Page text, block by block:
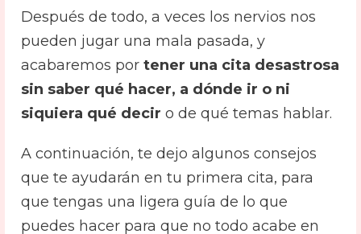
Después de todo, a veces los nervios nos
pueden jugar una mala pasada, y
acabaremos por tener una cita desastrosa
sin saber qué hacer, a dónde ir o ni
siquiera qué decir o de qué temas hablar.
A continuación, te dejo algunos consejos
que te ayudarán en tu primera cita, para
que tengas una ligera guía de lo que
puedes hacer para que no todo acabe en